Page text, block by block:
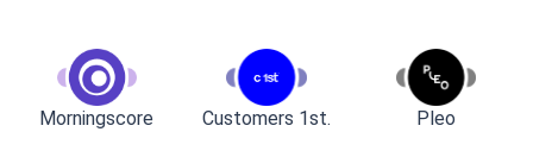
Morningscore Customers 1st. Pleo